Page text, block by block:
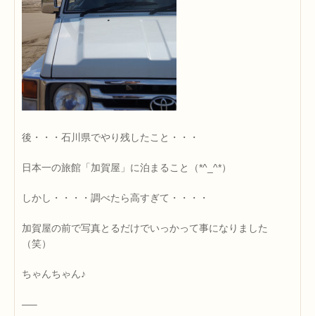
後・・・石川県でやり残したこと・・・
日本一の旅館「加賀屋」に泊まること（*^_^*）
しかし・・・・調べたら高すぎて・・・・
加賀屋の前で写真とるだけでいっかって事になりました
（笑）
ちゃんちゃん♪
—–